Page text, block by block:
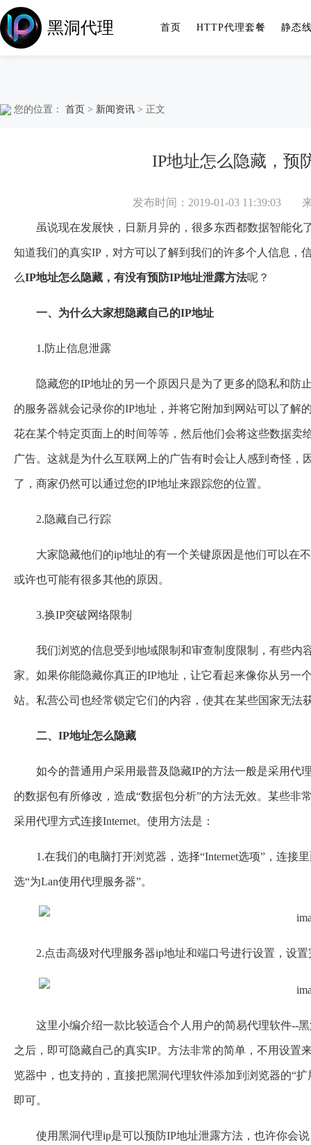
黑洞代理 首页 HTTP代理套餐 静态
您的位置： 首页 > 新闻资讯 > 正文
IP地址怎么隐藏，预
发布时间：2019-01-03 11:39:03
虽说现在发展快，日新月异的，很多东西都数据智能
知道我们的真实IP，对方可以了解到我们的许多个人信息，
么IP地址怎么隐藏，有没有预防IP地址泄露方法呢？
一、为什么大家想隐藏自己的IP地址
1.防止信息泄露
隐藏您的IP地址的另一个原因只是为了更多的隐私和防
的服务器就会记录你的IP地址，并将它附加到网站可以了解
花在某个特定页面上的时间等等，然后他们会将这些数据卖
广告。这就是为什么互联网上的广告有时会让人感到奇怪
了，商家仍然可以通过您的IP地址来跟踪您的位置。
2.隐藏自己行踪
大家隐藏他们的ip地址的有一个关键原因是他们可以在
或许也可能有很多其他的原因。
3.换IP突破网络限制
我们浏览的信息受到地域限制和审查制度限制，有些内
家。如果你能隐藏你真正的IP地址，让它看起来像你从另一
站。私营公司也经常锁定它们的内容，使其在某些国家无法
二、IP地址怎么隐藏
如今的普通用户采用最普及隐藏IP的方法一般是采用代
的数据包有所修改，造成“数据包分析”的方法无效。某些非
采用代理方式连接Internet。使用方法是：
1.在我们的电脑打开浏览器，选择“Internet选项”，连接
选“为Lan使用代理服务器”。
2.点击高级对代理服务器ip地址和端口号进行设置，设
这里小编介绍一款比较适合个人用户的简易代理软件--
之后，即可隐藏自己的真实IP。方法非常的简单，不用设置
览器中，也支持的，直接把黑洞代理软件添加到浏览器的“
即可。
使用黑洞代理ip是可以预防IP地址泄露方法，也许你会